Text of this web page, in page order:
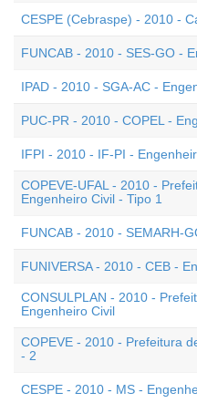
CESPE (Cebraspe) - 2010 -
FUNCAB - 2010 - SES-GO -
IPAD - 2010 - SGA-AC -
PUC-PR - 2010 - COPEL -
IFPI - 2010 - IF-PI -
COPEVE-UFAL - 2010 -
Engenheiro Civil - Tipo 1
FUNCAB - 2010 - SEMARH-
FUNIVERSA - 2010 - CEB -
CONSULPLAN - 2010 -
Engenheiro Civil
COPEVE - 2010 - Prefeitura
- 2
CESPE - 2010 - MS -